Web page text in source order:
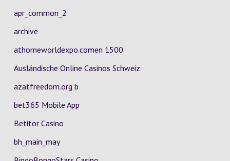
apr_common_2
archive
athomeworldexpo.comen 1500
Ausländische Online Casinos Schweiz
azatfreedom.org b
bet365 Mobile App
Betitor Casino
bh_main_may